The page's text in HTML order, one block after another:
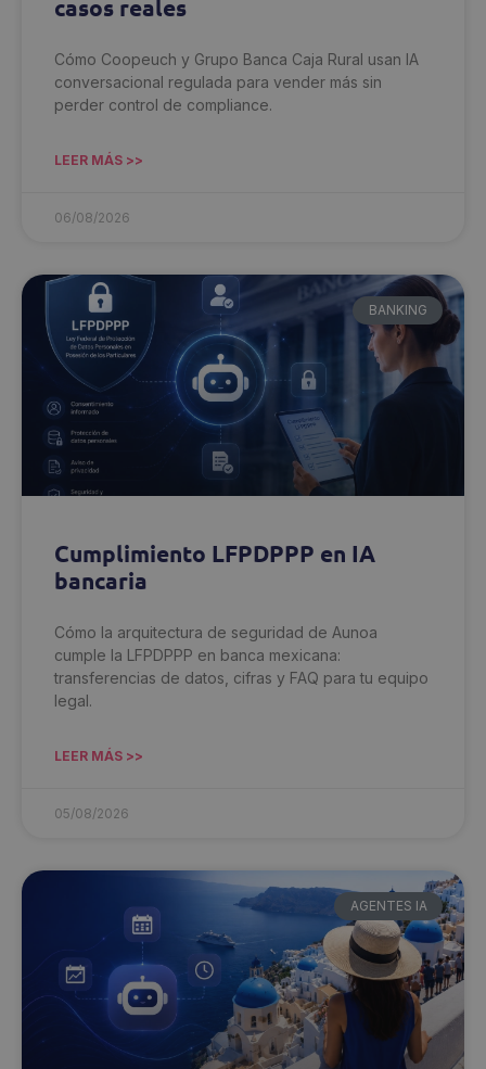
casos reales
Cómo Coopeuch y Grupo Banca Caja Rural usan IA
conversacional regulada para vender más sin
perder control de compliance.
LEER MÁS >>
06/08/2026
BANKING
Cumplimiento LFPDPPP en IA
bancaria
Cómo la arquitectura de seguridad de Aunoa
cumple la LFPDPPP en banca mexicana:
transferencias de datos, cifras y FAQ para tu equipo
legal.
LEER MÁS >>
05/08/2026
AGENTES IA